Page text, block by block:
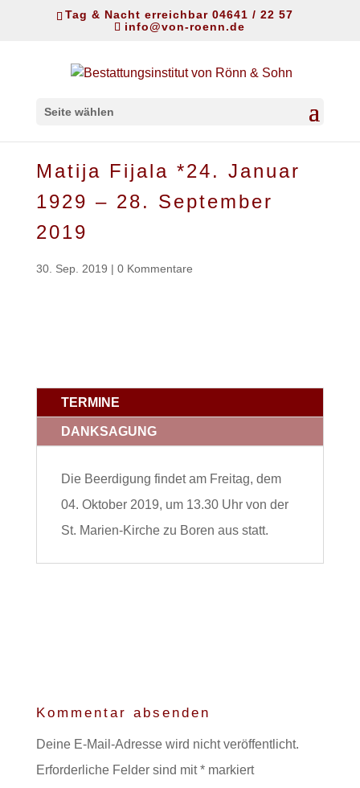
Tag & Nacht erreichbar 04641 / 22 57
info@von-roenn.de
Seite wählen
Matija Fijala *24. Januar
1929 – 28. September
2019
30. Sep. 2019 | 0 Kommentare
TERMINE
DANKSAGUNG
Die Beerdigung findet am Freitag, dem
04. Oktober 2019, um 13.30 Uhr von der
St. Marien-Kirche zu Boren aus statt.
Kommentar absenden
Deine E-Mail-Adresse wird nicht veröffentlicht.
Erforderliche Felder sind mit*markiert